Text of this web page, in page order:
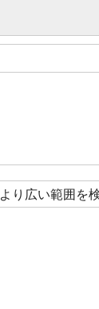
より広い範囲を